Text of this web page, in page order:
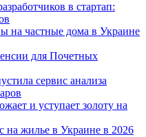
в стартап:
на частные дома в Украине
для Почетных
сервис анализа
и уступает золоту на
на жилье в Украине в 2026